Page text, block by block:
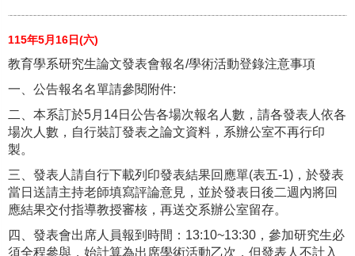
115年5月16日(六)
教育學系研究生論文發表會報名/學術活動登錄注意事項
一、公告報名名單請參閱附件:
二、本系訂於5月14日公告各場次報名人數，請各發表人依各
場次人數，自行裝訂發表之論文資料，系辦公室不再行印
製。
三、發表人請自行下載列印發表結果回應單(表五-1)，於發表
當日送請主持老師填寫評論意見，並於發表日後二週內將回
應結果交付指導教授審核，再送交系辦公室留存。
四、發表會出席人員報到時間：13:10~13:30，參加研究生必
須全程參與，始計算為出席學術活動乙次，但發表人不計入